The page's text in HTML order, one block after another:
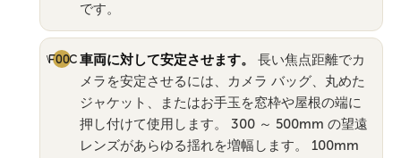
です。
車両に対して安定させます。
長い焦点距離でカ
メラを安定させるには、カメラ バッグ、丸めた
ジャケット、またはお手玉を窓枠や屋根の端に
押し付けて使用します。 300 ～ 500mm の望遠
レンズがあらゆる揺れを増幅します。 100mm